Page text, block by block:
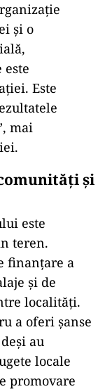
și o
Este
mai
și
este
teren.
finanțare a
și de
localități.
a oferi șanse
au
locale
promovare